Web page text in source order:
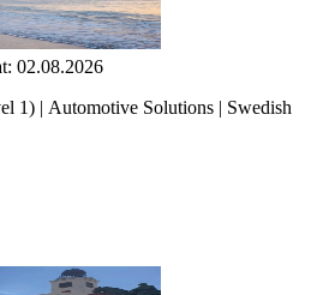
02.08.2026
1) | Automotive Solutions | Swedish